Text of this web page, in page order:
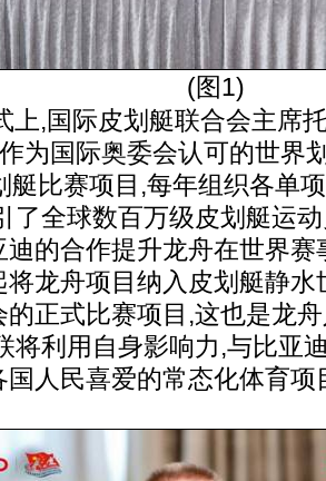
(图1)
上,国际皮划艇联合会主席
为国际奥委会认可的世界
艇比赛项目,每年组织各单
了全球数百万级皮划艇运
迪的合作提升龙舟在世界赛
将龙舟项目纳入皮划艇静
的正式比赛项目,这也是龙
将利用自身影响力,与比亚
国人民喜爱的常态化体育